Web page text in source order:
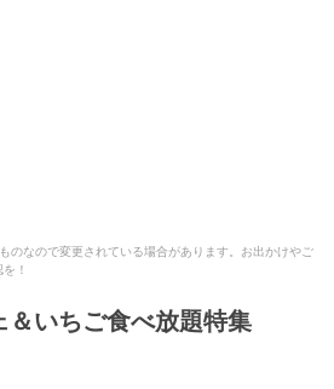
のなので変更されている場合があります。お出かけやご
！
いちご食べ放題特集